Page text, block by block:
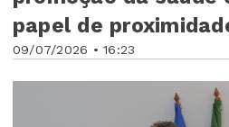
09/07/2026 • 16:23
papel de